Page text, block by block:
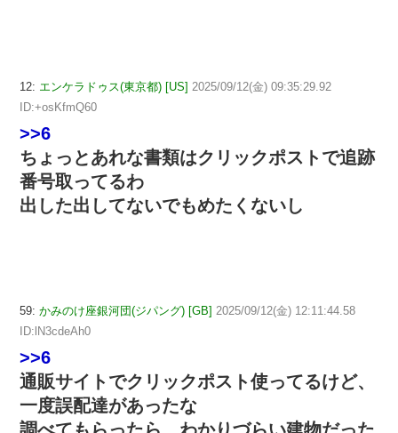
12: エンケラドゥス(東京都) [US] 2025/09/12(金) 09:35:29.92
ID:+osKfmQ60
>>6
ちょっとあれな書類はクリックポストで追跡
番号取ってるわ
出した出してないでもめたくないし
59: かみのけ座銀河団(ジパング) [GB] 2025/09/12(金) 12:11:44.58
ID:lN3cdeAh0
>>6
通販サイトでクリックポスト使ってるけど、
一度誤配達があったな